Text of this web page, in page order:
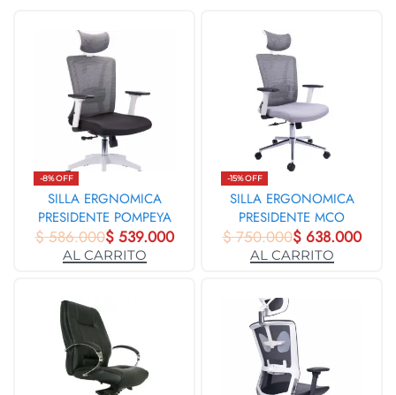
-8% OFF
SILLA ERGNOMICA
PRESIDENTE POMPEYA
MCO BLANCO 31184
$586.000$539.000
AL CARRITO
-15% OFF
SILLA ERGONOMICA
PRESIDENTE MCO
BLANCO POLO 3-1188
$750.000$638.000
AL CARRITO